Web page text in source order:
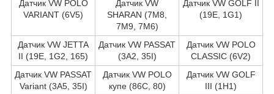
Датчик VW POLO
VARIANT (6V5)
Датчик VW
SHARAN (7M8,
7M9, 7M6)
Датчик VW GOLF II
(19E, 1G1)
Датчик VW JETTA
II (19E, 1G2, 165)
Датчик VW PASSAT
(3A2, 35I)
Датчик VW POLO
CLASSIC (6V2)
Датчик VW PASSAT
Variant (3A5, 35I)
Датчик VW POLO
купе (86C, 80)
Датчик VW GOLF
III (1H1)